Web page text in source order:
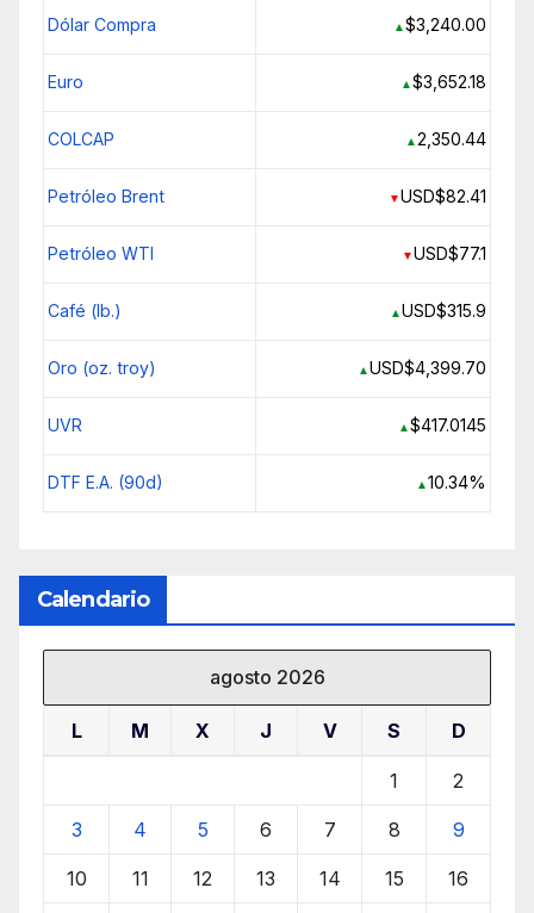
Dólar Compra ▲$3,240.00
Euro ▲$3,652.18
COLCAP ▲2,350.44
Petróleo Brent ▼USD$82.41
Petróleo WTI ▼USD$77.1
Café (lb.) ▲USD$315.9
Oro (oz. troy) ▲USD$4,399.70
UVR ▲$417.0145
DTF E.A. (90d) ▲10.34%
Calendario
agosto 2026
L M X J V S D
1 2
3 4 5 6 7 8 9
10 11 12 13 14 15 16